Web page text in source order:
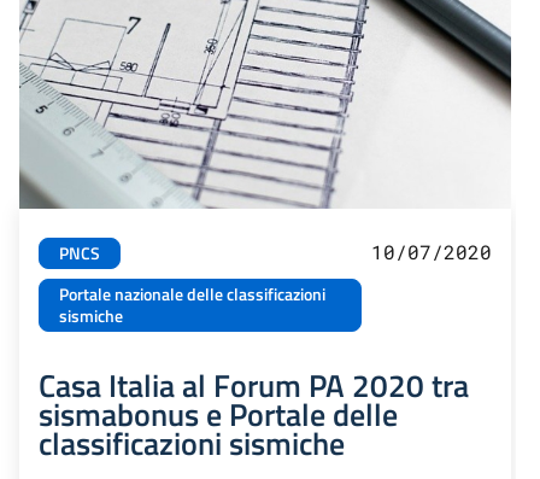
PNCS
Portale nazionale delle classificazioni
sismiche
10/07/2020
Casa Italia al Forum PA 2020 tra
sismabonus e Portale delle
classificazioni sismiche